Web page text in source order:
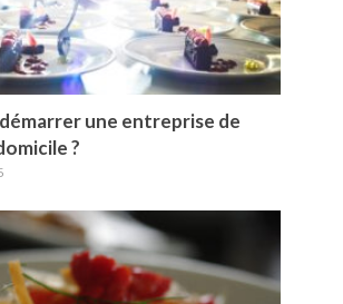
une entreprise de
?